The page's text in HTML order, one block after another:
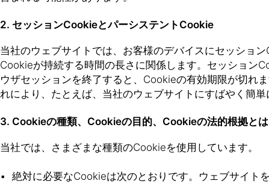
2. セッションCookieとパーシステントCookie
当社のウェブサイトでは、お客様のデバイスにセッショ
Cookieが持続する時間の長さに関係します。セッション
ウザセッションを終了すると、Cookieの有効期限が切れ
れにより、たとえば、当社のウェブサイトにすばやく簡単
3. Cookieの種類、Cookieの目的、Cookieの法的根拠とは
当社では、さまざまな種類のCookieを使用しています。
絶対に必要なCookieは次のとおりです。ウェブサイト